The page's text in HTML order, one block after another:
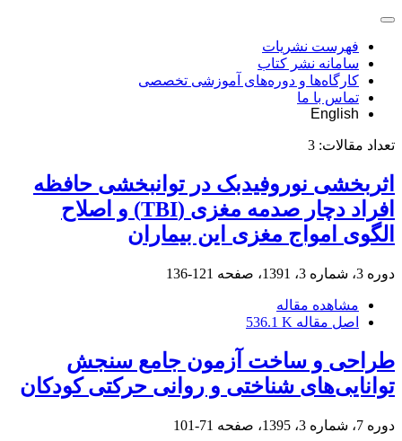
فهرست نشریات
سامانه نشر کتاب
کارگاه‌ها و دوره‌های آموزشی تخصصی
تماس با ما
English
تعداد مقالات: 3
اثربخشی نوروفیدبک در توانبخشی حافظه
افراد دچار صدمه مغزی (TBI) و اصلاح
الگوی امواج مغزی این بیماران
دوره 3، شماره 3، 1391، صفحه 121-136
مشاهده مقاله
اصل مقاله 536.1 K
طراحی و ساخت آزمون جامع سنجش
توانایی‌های شناختی و روانی حرکتی کودکان
دوره 7، شماره 3، 1395، صفحه 71-101